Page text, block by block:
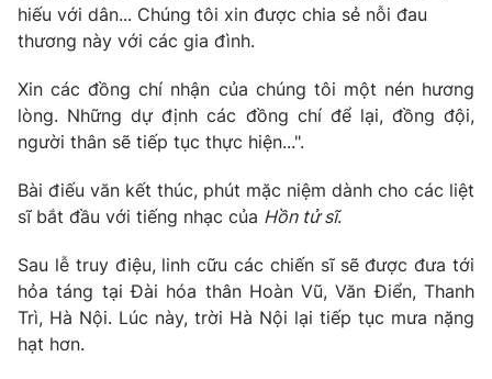
hiếu với dân... Chúng tôi xin được chia sẻ nỗi đau
thương này với các gia đình.
Xin các đồng chí nhận của chúng tôi một nén hương
lòng. Những dự định các đồng chí để lại, đồng đội,
người thân sẽ tiếp tục thực hiện...".
Bài điếu văn kết thúc, phút mặc niệm dành cho các liệt
sĩ bắt đầu với tiếng nhạc của Hồn tử sĩ.
Sau lễ truy điệu, linh cữu các chiến sĩ sẽ được đưa tới
hỏa táng tại Đài hóa thân Hoàn Vũ, Văn Điển, Thanh
Trì, Hà Nội. Lúc này, trời Hà Nội lại tiếp tục mưa nặng
hạt hơn.